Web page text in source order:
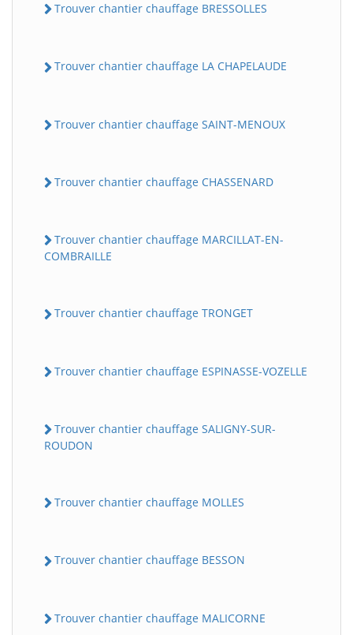
Trouver chantier chauffage BRESSOLLES
Trouver chantier chauffage LA CHAPELAUDE
Trouver chantier chauffage SAINT-MENOUX
Trouver chantier chauffage CHASSENARD
Trouver chantier chauffage MARCILLAT-EN-
COMBRAILLE
Trouver chantier chauffage TRONGET
Trouver chantier chauffage ESPINASSE-VOZELLE
Trouver chantier chauffage SALIGNY-SUR-
ROUDON
Trouver chantier chauffage MOLLES
Trouver chantier chauffage BESSON
Trouver chantier chauffage MALICORNE